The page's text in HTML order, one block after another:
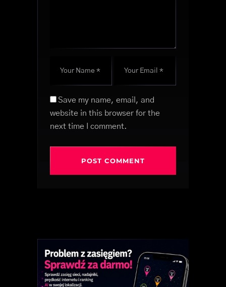
Save my name, email, and
website in this browser for the
next time I comment.